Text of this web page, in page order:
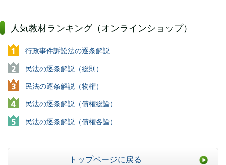
人気教材ランキング（オンラインショップ）
行政事件訴訟法の逐条解説
民法の逐条解説（総則）
民法の逐条解説（物権）
民法の逐条解説（債権総論）
民法の逐条解説（債権各論）
トップページに戻る